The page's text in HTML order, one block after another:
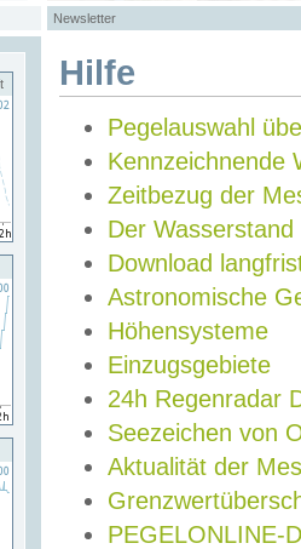
Newsletter
Hilfe
Pegelauswahl
Kennzeichnende
Zeitbezug der
Der Wasserstand
Download
Astronomische
Höhensysteme
Einzugsgebiete
24h Regenradar
Seezeichen von
Aktualität der
PEGELONLINE-